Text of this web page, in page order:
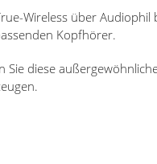
Wireless über
Kopfhörer.
Sie diese